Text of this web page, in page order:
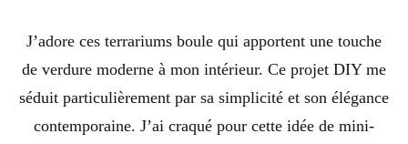
J’adore ces terrariums boule qui apportent une touche
de verdure moderne à mon intérieur. Ce projet DIY me
séduit particulièrement par sa simplicité et son élégance
contemporaine. J’ai craqué pour cette idée de mini-